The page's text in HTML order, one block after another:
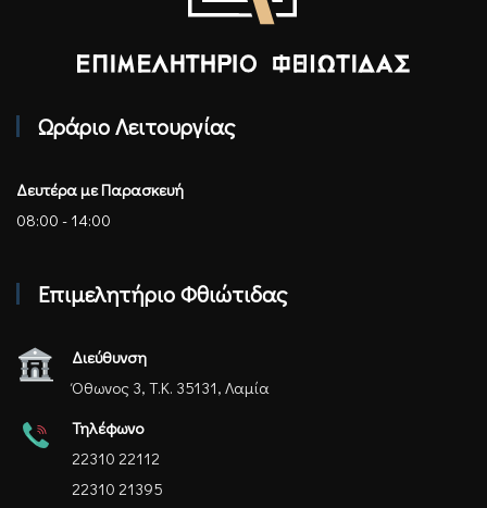
Ωράριο Λειτουργίας
Δευτέρα με Παρασκευή
08:00 - 14:00
Επιμελητήριο Φθιώτιδας
Διεύθυνση
Όθωνος 3, Τ.Κ. 35131, Λαμία
Τηλέφωνο
22310 22112
22310 21395